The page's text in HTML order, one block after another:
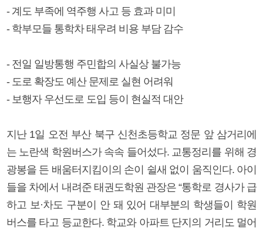
- 계도 부족에 역주행 사고 등 효과 미미
- 학부모들 통학차 태우려 비용 부담 감수
- 전일 일방통행 주민합의 사실상 불가능
- 도로 확장도 예산 문제로 실현 어려워
- 보행자 우선도로 도입 등이 현실적 대안
지난 1일 오전 부산 북구 신천초등학교 정문 앞 삼거리에
는 노란색 학원버스가 속속 들어섰다. 교통정리를 위해 경
광봉을 든 배움터지킴이의 손이 쉴새 없이 움직인다. 아이
들을 차에서 내려준 태권도학원 관장은 “통학로 경사가 급
하고 보·차도 구분이 안 돼 있어 대부분의 학생들이 학원
버스를 타고 등교한다. 학교와 아파트 단지의 거리도 멀어